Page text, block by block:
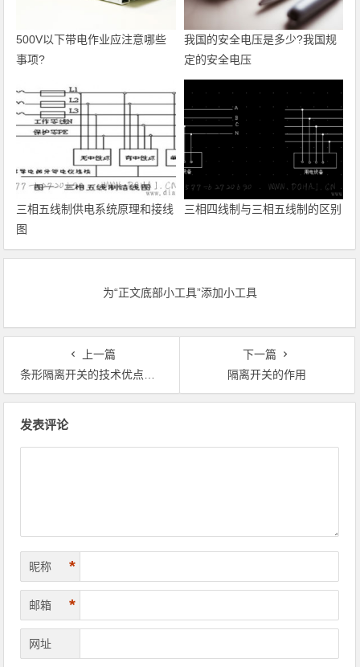
500V以下带电作业应注意哪些
事项?
我国的安全电压是多少?我国规
定的安全电压
三相五线制供电系统原理和接线
图
三相四线制与三相五线制的区别
为“正文底部小工具”添加小工具
上一篇
条形隔离开关的技术优点及主流型号
下一篇
隔离开关的作用
发表评论
昵称 *
邮箱 *
网址